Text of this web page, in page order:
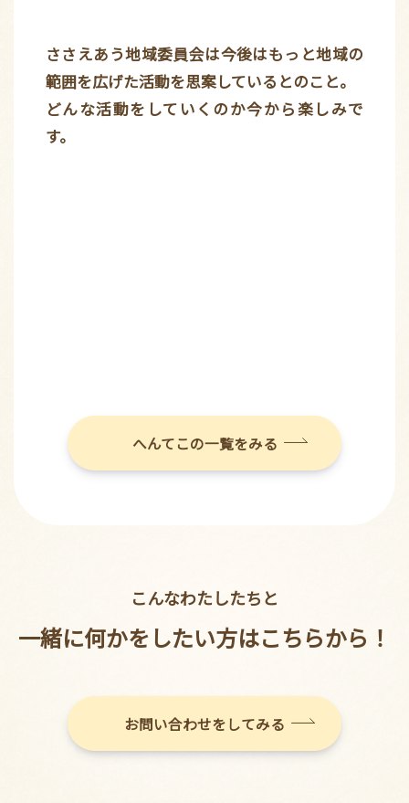
ささえあう地域委員会は今後はもっと地域の
範囲を広げた活動を思案しているとのこと。
どんな活動をしていくのか今から楽しみで
す。
へんてこの一覧をみる
こんなわたしたちと
一緒に何かをしたい方はこちらから！
お問い合わせをしてみる